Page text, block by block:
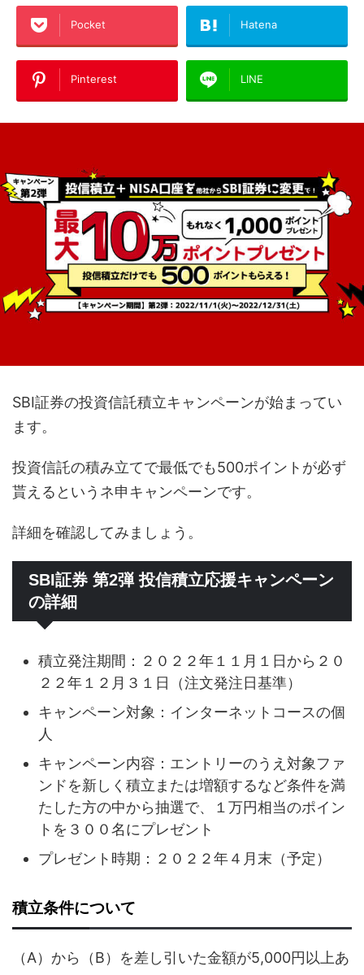
Pocket Hatena
Pinterest LINE
SBI証券の投資信託積立キャンペーンが始まってい
ます。
投資信託の積み立てで最低でも500ポイントが必ず
貰えるというネ申キャンペーンです。
詳細を確認してみましょう。
SBI証券 第2弾 投信積立応援キャンペーン
の詳細
積立発注期間：２０２２年１１月１日から２０
２２年１２月３１日（注文発注日基準）
キャンペーン対象：インターネットコースの個
人
キャンペーン内容：エントリーのうえ対象ファ
ンドを新しく積立または増額するなど条件を満
たした方の中から抽選で、１万円相当のポイン
トを３００名にプレゼント
プレゼント時期：２０２２年４月末（予定）
積立条件について
（A）から（B）を差し引いた金額が5,000円以上あ